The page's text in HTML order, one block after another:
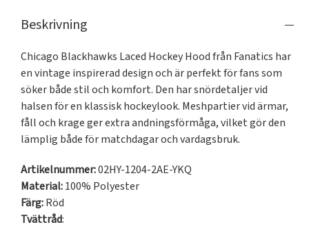
Beskrivning
Chicago Blackhawks Laced Hockey Hood från Fanatics har
en vintage inspirerad design och är perfekt för fans som
söker både stil och komfort. Den har snördetaljer vid
halsen för en klassisk hockeylook. Meshpartier vid ärmar,
fåll och krage ger extra andningsförmåga, vilket gör den
lämplig både för matchdagar och vardagsbruk.
Artikelnummer:02HY-1204-2AE-YKQ
Material:100% Polyester
Färg:Röd
Tvättråd: